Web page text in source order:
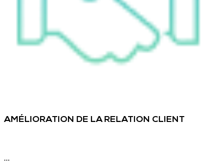
AMÉLIORATION DE LA RELATION CLIENT
...